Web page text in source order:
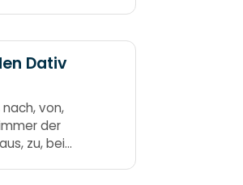
Dativ
von,
der
zu, bei